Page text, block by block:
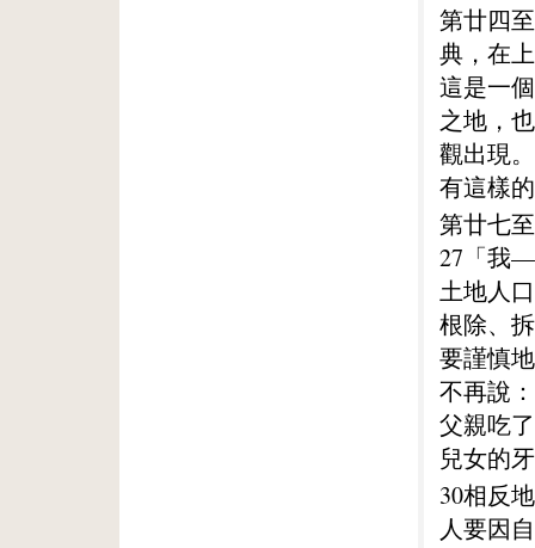
第廿四
典，在
這是一
之地，
觀出現
有這樣
第廿七
27「我
土地人
根除、
要謹慎
不再說：
父親吃
兒女的
30相反
人要因